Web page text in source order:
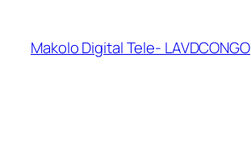
Makolo Digital Tele- LAVDCONGO